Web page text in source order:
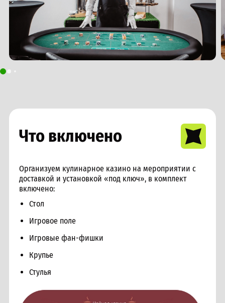
Что включено
Организуем кулинарное казино на мероприятии с
доставкой и установкой «под ключ», в комплект
включено:
Стол
Игровое поле
Игровые фан-фишки
Крупье
Стулья